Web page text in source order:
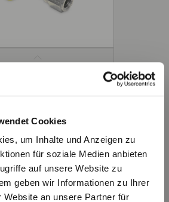
Cookies
um Inhalte und Anzeigen zu
für soziale Medien anbieten
auf unsere Website zu
geben wir Informationen zu Ihrer
Website an unsere Partner für